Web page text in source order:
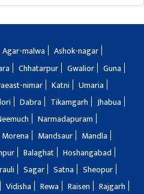
Agar-malwa
Ashok-nagar
Chhatarpur Gwalior
Guna
nimar Katni
Umaria
Dabra Tikamgarh
Jhabua
Narmadapuram
Morena Mandsaur
Mandla
Balaghat
Hoshangabad
Sagar Satna
Sheopur
Vidisha Rewa Raisen
Rajgarh